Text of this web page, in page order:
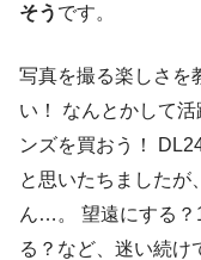
そう です。
写真を撮る楽しさを
い！ なんとかして
ンズを買おう！
と思いたちましたが
ん…。 望遠にする？
る？など、迷い続け